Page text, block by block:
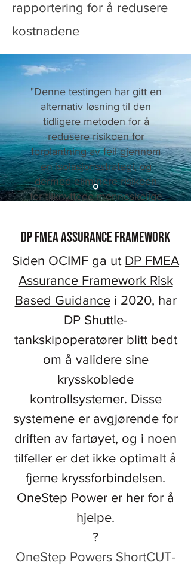
rapportering for å redusere
kostnadene
"Denne testingen har gitt en
alternativ løsning til den
tidligere metoden for å
redusere risikoen for
forplantning av feil gjennom
en isolasjonsstrategi, og
dermed eliminere risikoen
for tilknyttede menneskelige
Barry Jewson, teknisk daglig leder for
DP FMEA Assurance Framework
Siden OCIMF ga ut DP FMEA
Assurance Framework Risk
Based Guidancei 2020, har
DP Shuttle-
tankskipoperatører blitt bedt
om å validere sine
krysskoblede
kontrollsystemer. Disse
systemene er avgjørende for
driften av fartøyet, og i noen
tilfeller er det ikke optimalt å
fjerne kryssforbindelsen.
OneStep Power er her for å
hjelpe.
?
OneStep Powers ShortCUT-